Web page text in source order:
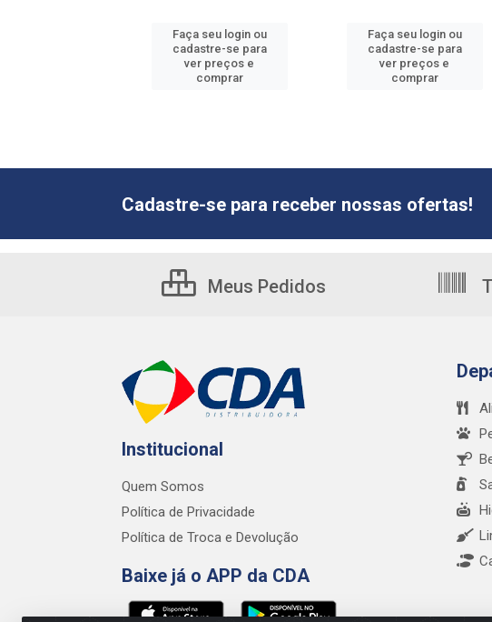
Faça seu login ou
cadastre-se para
ver preços e
comprar
Faça seu login ou
cadastre-se para
ver preços e
comprar
Cadastre-se para receber nossas ofertas!
Meus Pedidos
Institucional
Quem Somos
Política de Privacidade
Política de Troca e Devolução
Baixe já o APP da CDA